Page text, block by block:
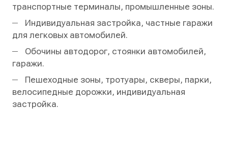
транспортные терминалы, промышленные зоны.
Индивидуальная застройка, частные гаражи
для легковых автомобилей.
Обочины автодорог, стоянки автомобилей,
гаражи.
Пешеходные зоны, тротуары, скверы, парки,
велосипедные дорожки, индивидуальная
застройка.